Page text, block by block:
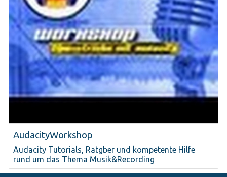
AudacityWorkshop
Audacity Tutorials, Ratgber und kompetente Hilfe
rund um das Thema Musik&Recording